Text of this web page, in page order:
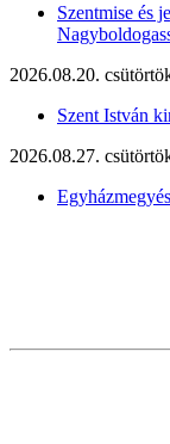
Szentmise és
2026.08.20.
Szent István
2026.08.27.